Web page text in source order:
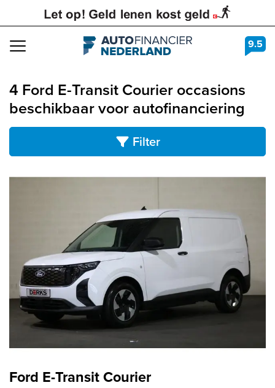
Navigation 9.5
4 Ford E-Transit Courier occasions
beschikbaar voor autofinanciering
Filter
Ford E-Transit Courier